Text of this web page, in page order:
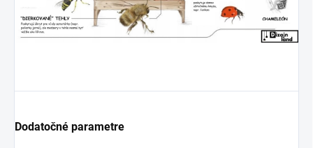
Dodatočné parametre